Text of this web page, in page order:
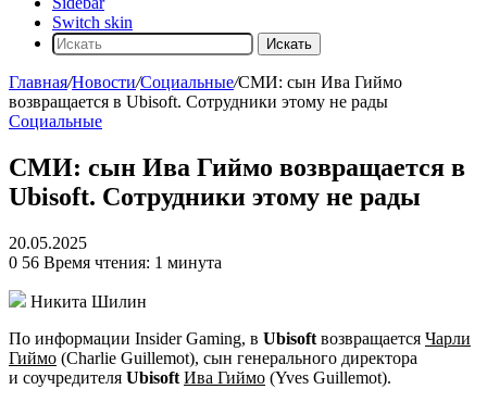
Switch skin
Искать
Главная/Новости/Социальные/СМИ: сын Ива Гиймо
возвращается в Ubisoft. Сотрудники этому не рады
Социальные
СМИ: сын Ива Гиймо возвращается в
Ubisoft. Сотрудники этому не рады
20.05.2025
0 56 Время чтения: 1 минута
Никита Шилин
По информации Insider Gaming, в Ubisoft возвращается Чарли
Гиймо (Charlie Guillemot), сын генерального директора
и соучредителя Ubisoft Ива Гиймо (Yves Guillemot).